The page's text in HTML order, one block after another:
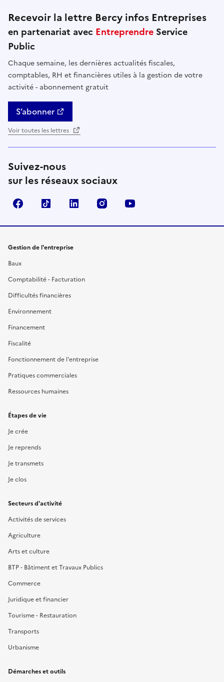
Recevoir la lettre Bercy infos Entreprises
en partenariat avec Entreprendre Service
Public
Chaque semaine, les dernières actualités fiscales,
comptables, RH et financières utiles à la gestion de votre
activité - abonnement gratuit
S’abonner
Voir toutes les lettres
Suivez-nous
sur les réseaux sociaux
FacebookTikTok Linkedin Instagram
Gestion de l'entreprise
Baux
Comptabilité - Facturation
Difficultés financières
Environnement
Financement
Fiscalité
Fonctionnement de l'entreprise
Pratiques commerciales
Ressources humaines
Étapes de vie
Je crée
Je reprends
Je transmets
Je clos
Secteurs d'activité
Activités de services
Agriculture
Arts et culture
BTP - Bâtiment et Travaux Publics
Commerce
Juridique et financier
Tourisme - Restauration
Transports
Urbanisme
Démarches et outils